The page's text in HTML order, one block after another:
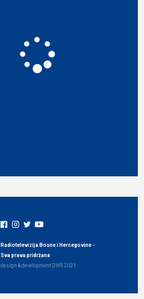
Radiotelevizija Bosne i Hercegovine -
Sva prava pridržana
design & development DWS2021